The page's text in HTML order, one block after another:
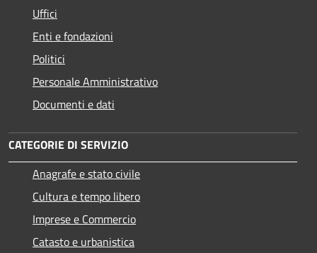
Uffici
Enti e fondazioni
Politici
Personale Amministrativo
Documenti e dati
CATEGORIE DI SERVIZIO
Anagrafe e stato civile
Cultura e tempo libero
Imprese e Commercio
Catasto e urbanistica